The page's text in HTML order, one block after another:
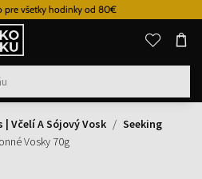
pre všetky hodinky od 80€
| Včelí A Sójový Vosk
Seeking
Vosky 70g